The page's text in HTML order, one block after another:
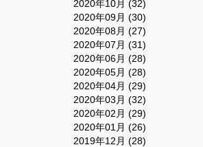
2020年10月 (32)
2020年09月 (30)
2020年08月 (27)
2020年07月 (31)
2020年06月 (28)
2020年05月 (28)
2020年04月 (29)
2020年03月 (32)
2020年02月 (29)
2020年01月 (26)
2019年12月 (28)